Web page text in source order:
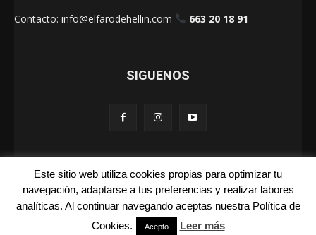
Contacto: info@elfarodehellin.com 663 20 18 91
SIGUENOS
El Faro de Hellín 2025
Galerías Cartas La Foto de la Semana
Quienes Somos
Publicidad
Este sitio web utiliza cookies propias para optimizar tu
navegación, adaptarse a tus preferencias y realizar labores
analíticas. Al continuar navegando aceptas nuestra Política de
Cookies.
Acepto Leer más